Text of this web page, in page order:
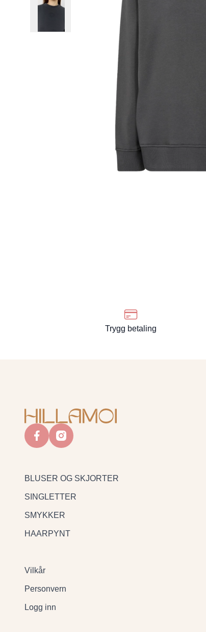
Trygg betaling
facebookinstagram
BLUSER OG SKJORTER
SINGLETTER
SMYKKER
HAARPYNT
Vilkår
Personvern
Logg inn